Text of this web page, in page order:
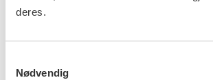
deres.
Nødvendig